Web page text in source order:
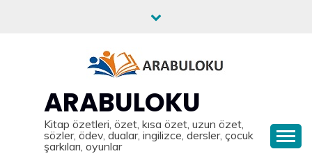
ARABULOKU
Kitap özetleri, özet, kısa özet, uzun özet,
sözler, ödev, dualar, ingilizce, dersler, çocuk
şarkıları, oyunlar